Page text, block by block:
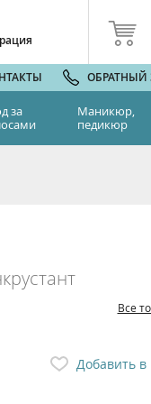
ОБРАТНЫЙ
за
Маникюр,
педикюр
Все
Добавить